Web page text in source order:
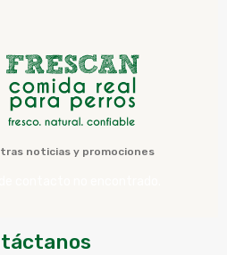
noticias y promociones